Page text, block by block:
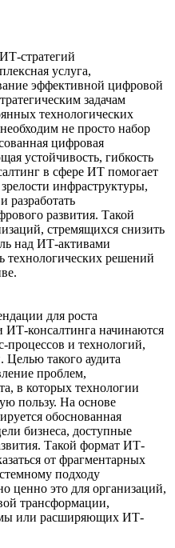
услуга,
эффективной цифровой
задачам
технологических
не просто набор
цифровая
устойчивость, гибкость
в сфере ИТ помогает
инфраструктуры,
разработать
развития. Такой
стремящихся снизить
над ИТ-активами
технологических решений
для роста
ИТ-консалтинга начинаются
процессов и технологий,
такого аудита
проблем,
в которых технологии
пользу. На основе
обоснованная
бизнеса, доступные
Такой формат ИТ-
от фрагментарных
подходу
ценно это для организаций,
трансформации,
или расширяющих ИТ-